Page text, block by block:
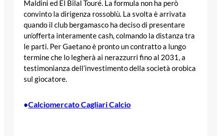
Maldini ed El Bilal Touré. La formula non ha però
convinto la dirigenza rossoblù. La svolta è arrivata
quando il club bergamasco ha deciso di presentare
un’offerta interamente cash, colmando la distanza tra
le parti. Per Gaetano è pronto un contratto a lungo
termine che lo legherà ai nerazzurri fino al 2031, a
testimonianza dell’investimento della società orobica
sul giocatore.
•Calciomercato Cagliari Calcio